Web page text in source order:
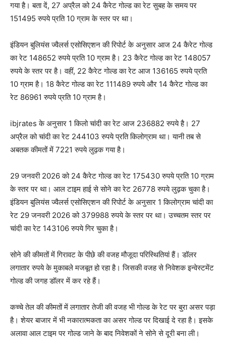
गया है। बता दें, 27 अप्रैल को 24 कैरेट गोल्ड का रेट सुबह के समय पर
151495 रुपये प्रति 10 ग्राम के स्तर पर था।
इंडियन बुलियंस ज्वैलर्स एसोसिएशन की रिपोर्ट के अनुसार आज 24 कैरेट गोल्ड
का रेट 148652 रुपये प्रति 10 ग्राम है। 23 कैरेट गोल्ड का रेट 148057
रुपये के स्तर पर है। वहीं, 22 कैरेट गोल्ड का रेट आज 136165 रुपये प्रति
10 ग्राम है। 18 कैरेट गोल्ड का रेट 111489 रुपये और 14 कैरेट गोल्ड का
रेट 86961 रुपये प्रति 10 ग्राम है।
ibjrates के अनुसार 1 किलो चांदी का रेट आज 236882 रुपये है। 27
अप्रैल को चांदी का रेट 244103 रुपये प्रति किलोग्राम था। यानी तब से
अबतक कीमतों में 7221 रुपये लुढ़क गया है।
29 जनवरी 2026 को 24 कैरेट गोल्ड का रेट 175430 रुपये प्रति 10 ग्राम
के स्तर पर था। आल टाइम हाई से सोने का रेट 26778 रुपये लुढ़क चुका है।
इंडियन बुलियंस ज्वैलर्स एसोसिएशन की रिपोर्ट के अनुसार 1 किलोग्राम चांदी का
रेट 29 जनवरी 2026 को 379988 रुपये के स्तर पर था। उच्चतम स्तर पर
चांदी का रेट 143106 रुपये गिर चुका है।
सोने की कीमतों में गिरावट के पीछे की वजह मौजूदा परिस्थितियां हैं। डॉलर
लगातार रुपये के मुकाबले मजबूत हो रहा है। जिसकी वजह से निवेशक इन्वेस्टमेंट
गोल्ड की जगह डॉलर में कर रहे हैं।
कच्चे तेल की कीमतों में लगातार तेजी की वजह भी गोल्ड के रेट पर बुरा असर पड़ा
है। शेयर बाजार में भी नकारात्मकता का असर गोल्ड पर दिखाई दे रहा है। इसके
अलावा आल टाइम पर गोल्ड जाने के बाद निवेशकों ने सोने से दूरी बना ली।